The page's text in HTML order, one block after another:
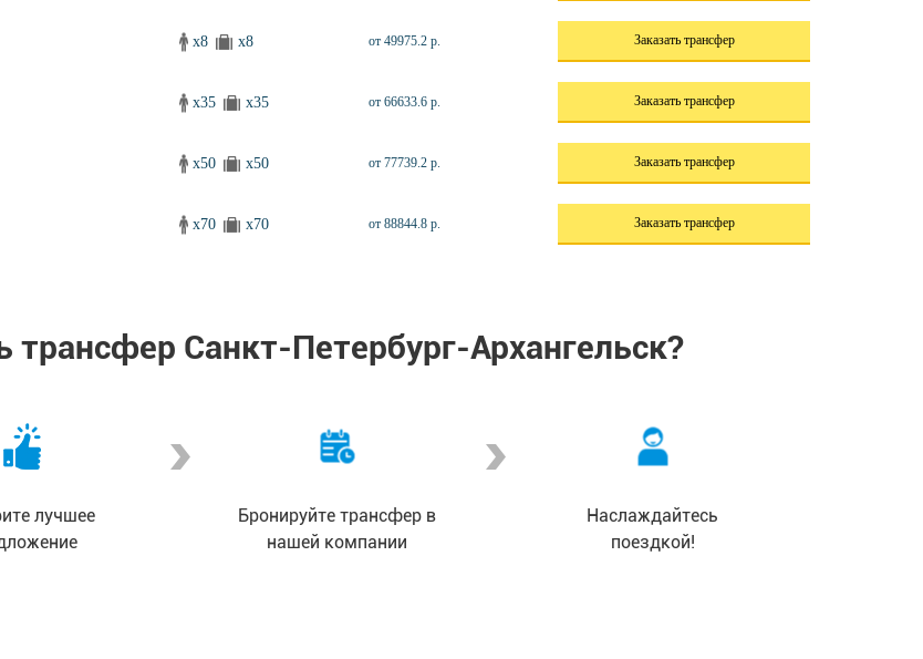
x8 x8 от 49975.2 р. Заказать трансфер
x35 x35 от 66633.6 р. Заказать трансфер
x50 x50 от 77739.2 р. Заказать трансфер
x70 x70 от 88844.8 р. Заказать трансфер
трансфер Санкт-Петербург-Архангельск?
лучшее
Бронируйте трансфер в
нашей компании
Наслаждайтесь
поездкой!